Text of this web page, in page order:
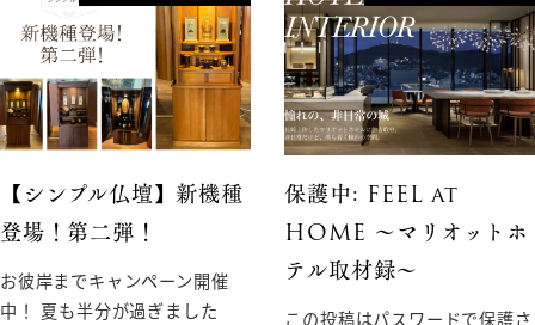
【シンプル仏壇】新機種
登場！第二弾！
お彼岸までキャンペーン開催
中！ 夏も半分が過ぎました
保護中: FEEL at
HOME 〜マリオットホ
テル取材録〜
この投稿はパスワードで保護さ